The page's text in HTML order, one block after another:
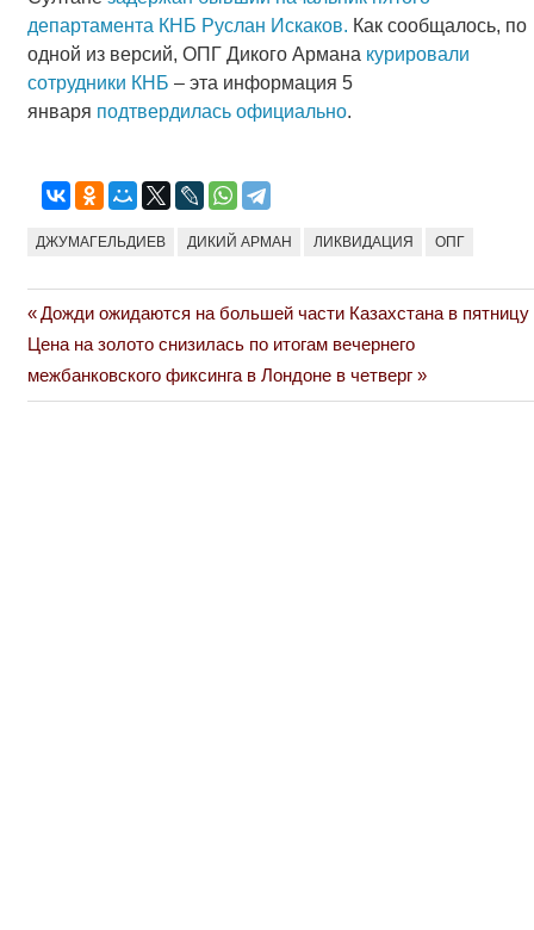
департамента КНБ Руслан Искаков. Как сообщалось, по
одной из версий, ОПГ Дикого Армана курировали
сотрудники КНБ – эта информация 5
января подтвердилась официально.
ДЖУМАГЕЛЬДИЕВ ДИКИЙ АРМАН ЛИКВИДАЦИЯ ОПГ
Навигация
по
Previous
Post:
Дожди ожидаются на большей части Казахстана в пятницу
Next
Post:
Цена на золото снизилась по итогам вечернего
межбанковского фиксинга в Лондоне в четверг